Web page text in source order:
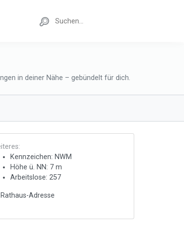
in deiner Nähe – gebündelt für dich.
Kennzeichen: NWM
Höhe ü. NN: 7 m
Arbeitslose: 257
Rathaus-Adresse